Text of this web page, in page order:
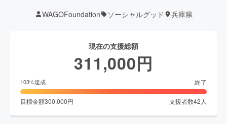
WAGOFoundation ソーシャルグッド 兵庫県
現在の支援総額
311,000円
103%達成 終了
目標金額300,000円 支援者数42 人